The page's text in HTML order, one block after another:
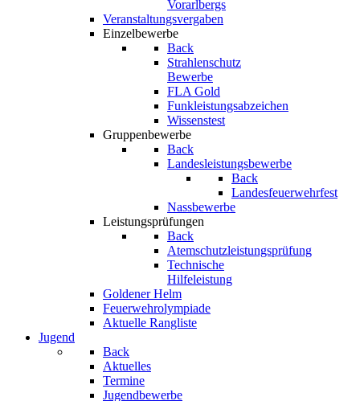
Vorarlbergs
Veranstaltungsvergaben
Einzelbewerbe
Back
Strahlenschutz
Bewerbe
FLA Gold
Funkleistungsabzeichen
Wissenstest
Gruppenbewerbe
Back
Landesleistungsbewerbe
Back
Landesfeuerwehrfest
Nassbewerbe
Leistungsprüfungen
Back
Atemschutzleistungsprüfung
Technische
Hilfeleistung
Goldener Helm
Feuerwehrolympiade
Aktuelle Rangliste
Jugend
Back
Aktuelles
Termine
Jugendbewerbe